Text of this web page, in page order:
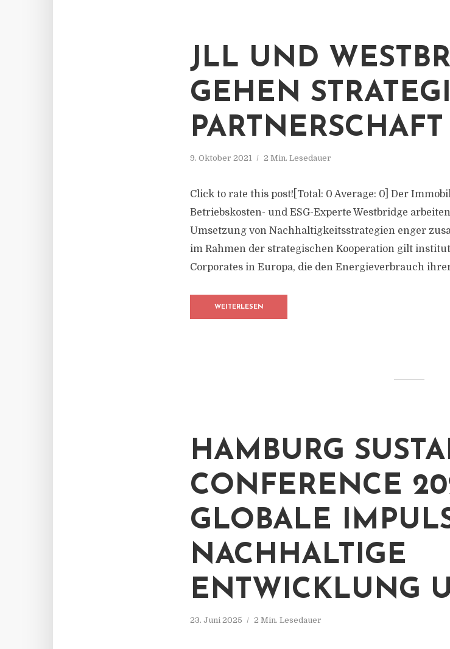
JLL UND
GEHEN
9. Oktober 2021 2 Min. Lesedauer
Click to rate this post![Total: 0 Average: 0] Der
Betriebskosten- und ESG-Experte Westbridge
Umsetzung von Nachhaltigkeitsstrategien enger
im Rahmen der strategischen Kooperation gilt
Corporates in Europa, die den Energieverbrauch
WEITERLESEN
HAMBURG
CONFERENCE
GLOBALE
NACHHALTIGE
ENTWICKLUNG
23. Juni 2025 2 Min. Lesedauer